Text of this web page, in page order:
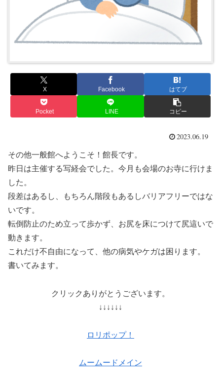
X Facebook はてブ
Pocket LINE コピー
2023.06.19
その他一般館へようこそ！館長です。
昨日は主催する写経会でした。今月も会場のお寺に行けま
した。
段差はあるし、もちろん階段もあるしバリアフリーではな
いです。
転倒防止のため立って歩かず、お尻を床につけて尻這いで
動きます。
これだけ不自由になって、他の病気やケガは困ります。
書いてみます。
クリックありがとうございます。
↓↓↓↓↓↓
ロリポップ！
ムームードメイン